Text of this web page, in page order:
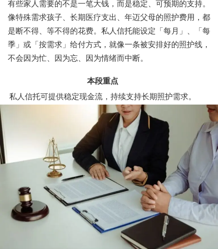
有些家人需要的不是一笔大钱，而是稳定、可预期的支持。
像特殊需求孩子、长期医疗支出、年迈父母的照护费用，都
是断不得、等不得的花费。私人信托能设定「每月」、「每
季」或「按需求」给付方式，就像一条被安排好的照护线，
不会因为忙、因为忘、因为情绪而中断。
本段重点
私人信托可提供稳定现金流，持续支持长期照护需求。